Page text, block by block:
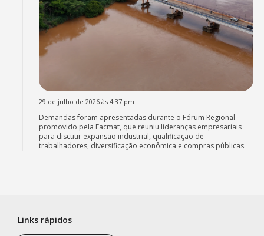
29 de julho de 2026 às 4:37 pm
Demandas foram apresentadas durante o Fórum Regional
promovido pela Facmat, que reuniu lideranças empresariais
para discutir expansão industrial, qualificação de
trabalhadores, diversificação econômica e compras públicas.
Links rápidos